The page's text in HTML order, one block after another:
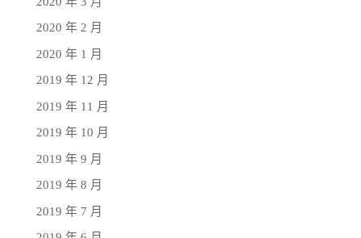
2020 年 2 月
2020 年 1 月
2019 年 12 月
2019 年 11 月
2019 年 10 月
2019 年 9 月
2019 年 8 月
2019 年 7 月